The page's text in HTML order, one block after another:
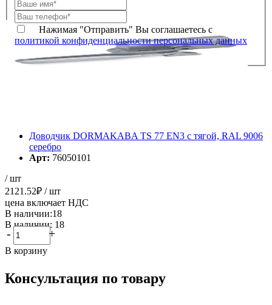
Нажимая "Отправить" Вы соглашаетесь с
политикой конфиденциальности персональных данных
Доводчик DORMAKABA TS 77 EN3 с тягой, RAL 9006
серебро
Арт: 76050101
/ шт
2121.52₽ / шт
цена включает НДС
В наличии:18
В наличии: 18
- +
В корзину
Консультация по товару